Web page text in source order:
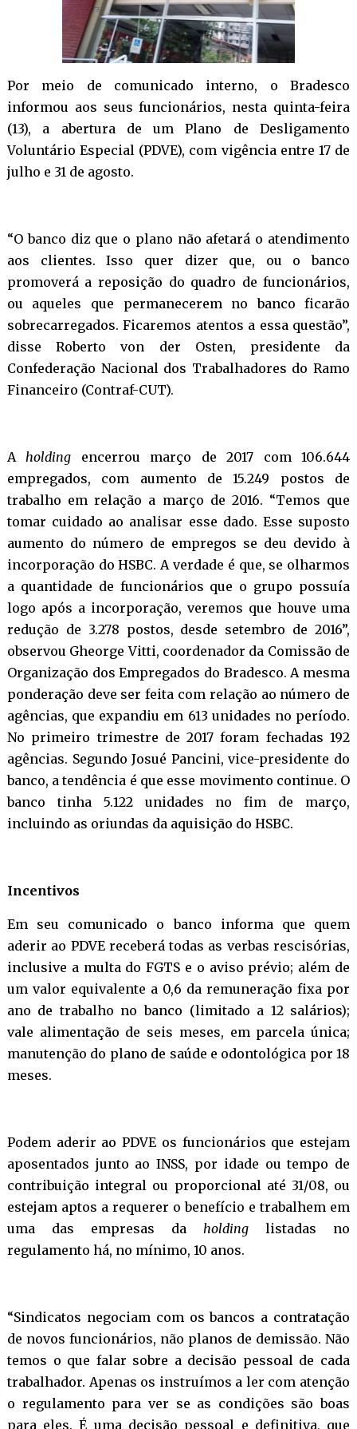
Por meio de comunicado interno, o Bradesco
informou aos seus funcionários, nesta quinta-feira
(13), a abertura de um Plano de Desligamento
Voluntário Especial (PDVE), com vigência entre 17 de
julho e 31 de agosto.
“O banco diz que o plano não afetará o atendimento
aos clientes. Isso quer dizer que, ou o banco
promoverá a reposição do quadro de funcionários,
ou aqueles que permanecerem no banco ficarão
sobrecarregados. Ficaremos atentos a essa questão”,
disse Roberto von der Osten, presidente da
Confederação Nacional dos Trabalhadores do Ramo
Financeiro (Contraf-CUT).
Aholding encerrou março de 2017 com 106.644
empregados, com aumento de 15.249 postos de
trabalho em relação a março de 2016. “Temos que
tomar cuidado ao analisar esse dado. Esse suposto
aumento do número de empregos se deu devido à
incorporação do HSBC. A verdade é que, se olharmos
a quantidade de funcionários que o grupo possuía
logo após a incorporação, veremos que houve uma
redução de 3.278 postos, desde setembro de 2016”,
observou Gheorge Vitti, coordenador da Comissão de
Organização dos Empregados do Bradesco. A mesma
ponderação deve ser feita com relação ao número de
agências, que expandiu em 613 unidades no período.
No primeiro trimestre de 2017 foram fechadas 192
agências. Segundo Josué Pancini, vice-presidente do
banco, a tendência é que esse movimento continue. O
banco tinha 5.122 unidades no fim de março,
incluindo as oriundas da aquisição do HSBC.
Incentivos
Em seu comunicado o banco informa que quem
aderir ao PDVE receberá todas as verbas rescisórias,
inclusive a multa do FGTS e o aviso prévio; além de
um valor equivalente a 0,6 da remuneração fixa por
ano de trabalho no banco (limitado a 12 salários);
vale alimentação de seis meses, em parcela única;
manutenção do plano de saúde e odontológica por 18
meses.
Podem aderir ao PDVE os funcionários que estejam
aposentados junto ao INSS, por idade ou tempo de
contribuição integral ou proporcional até 31/08, ou
estejam aptos a requerer o benefício e trabalhem em
uma das empresas daholding listadas no
regulamento há, no mínimo, 10 anos.
“Sindicatos negociam com os bancos a contratação
de novos funcionários, não planos de demissão. Não
temos o que falar sobre a decisão pessoal de cada
trabalhador. Apenas os instruímos a ler com atenção
o regulamento para ver se as condições são boas
para eles. É uma decisão pessoal e definitiva, que